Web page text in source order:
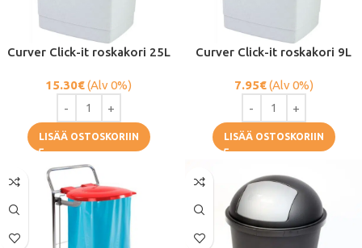
Curver Click-it roskakori 25L
15.30€(Alv 0%)
LISÄÄ OSTOSKORIIN
Curver Click-it roskakori 9L
7.95€(Alv 0%)
LISÄÄ OSTOSKORIIN